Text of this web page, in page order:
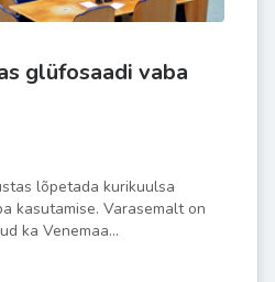
glüfosaadi vaba
lõpetada kurikuulsa
kasutamise. Varasemalt on
ka Venemaa...